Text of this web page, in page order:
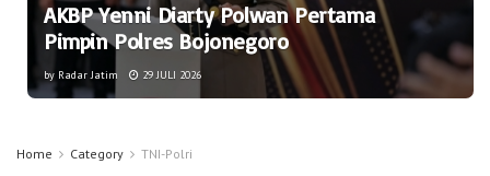
AKBP Yenni Diarty Polwan Pertama
Pimpin Polres Bojonegoro
by Radar Jatim 29 JULI 2026
Home Category TNI-Polri